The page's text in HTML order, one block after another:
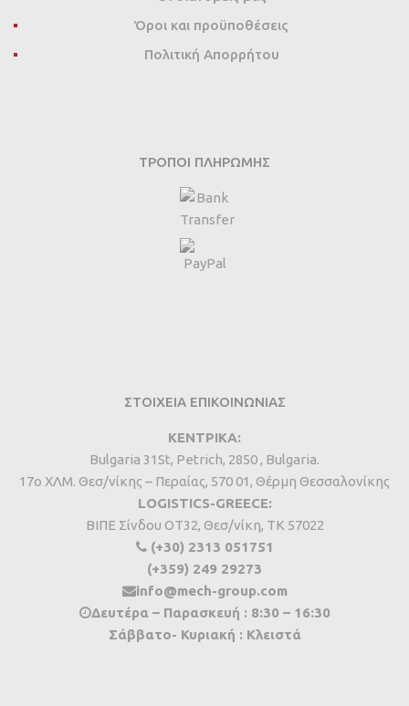
Όροι και προϋποθέσεις
Πολιτική Απορρήτου
ΤΡΌΠΟΙ ΠΛΗΡΩΜΉΣ
ΣΤΟΙΧΕΙΑ ΕΠΙΚΟΙΝΩΝΙΑΣ
ΚΕΝΤΡΙΚΑ:
Bulgaria 31St, Petrich, 2850 , Bulgaria.
17ο ΧΛΜ. Θεσ/νίκης – Περαίας, 570 01, Θέρμη Θεσσαλονίκης
LOGISTICS-GREECE:
BIΠΕ Σίνδου ΟΤ32, Θεσ/νίκη, ΤΚ 57022
(+30) 2313 051751
(+359) 249 29273
info@mech-group.com
Δευτέρα – Παρασκευή : 8:30 – 16:30
Σάββατο- Κυριακή : Κλειστά